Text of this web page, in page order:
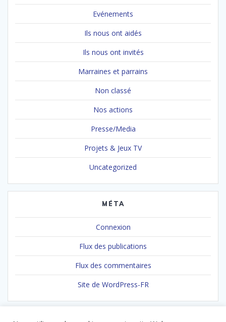
Evénements
Ils nous ont aidés
Ils nous ont invités
Marraines et parrains
Non classé
Nos actions
Presse/Media
Projets & Jeux TV
Uncategorized
MÉTA
Connexion
Flux des publications
Flux des commentaires
Site de WordPress-FR